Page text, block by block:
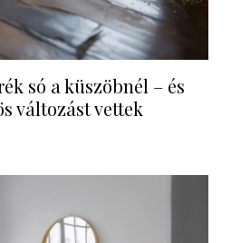
só a küszöbnél – és
változást vettek